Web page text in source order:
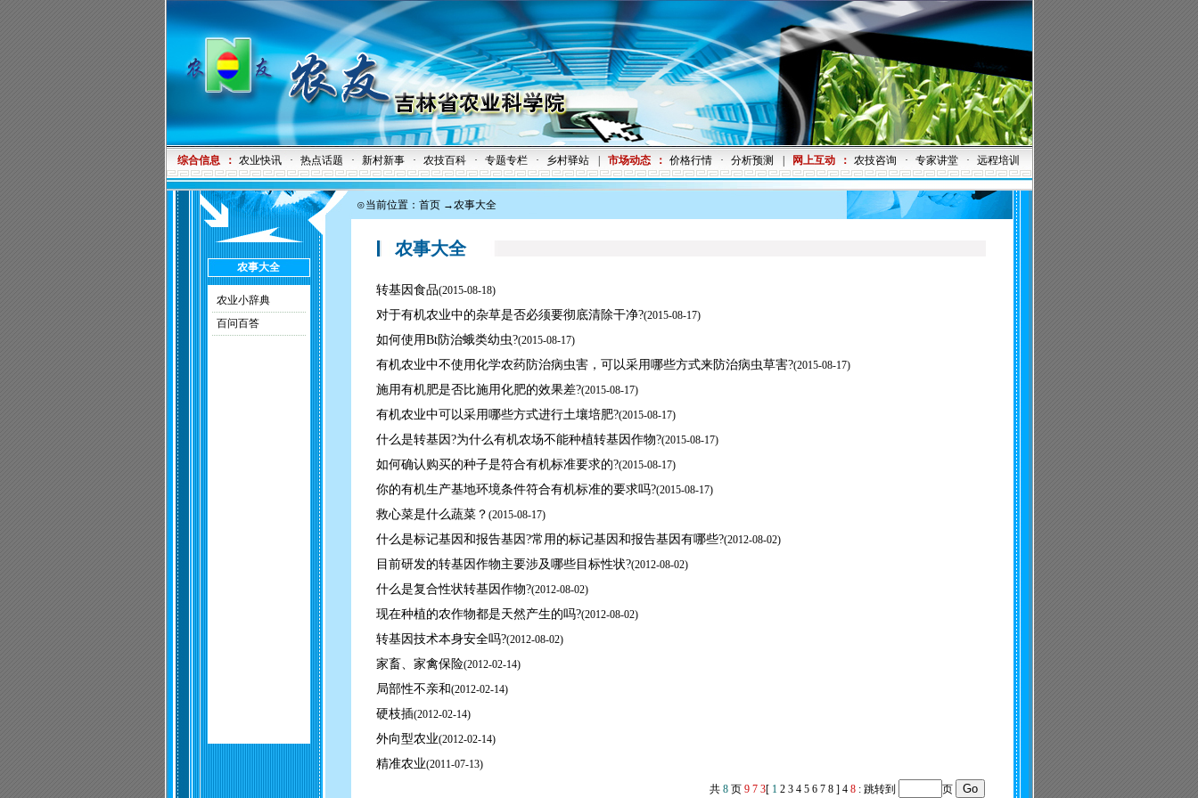
综合信息 ： 农业快讯 · 热点话题 · 新村新事 · 农技百科 · 专题专栏 · 乡村驿站 市场动态 ： 价格行情 · 分析预测 网上互动 ： 农技咨询 · 专家讲堂 · 远程培训
⊙当前位置： 首页→农事大全
农事大全
转基因食品(2015-08-18)
对于有机农业中的杂草是否必须要彻底清除干净?(2015-08-17)
如何使用Bt防治蛾类幼虫?(2015-08-17)
有机农业中不使用化学农药防治病虫害，可以采用哪些方式来防治病虫草害?(2015-08-17)
施用有机肥是否比施用化肥的效果差?(2015-08-17)
有机农业中可以采用哪些方式进行土壤培肥?(2015-08-17)
什么是转基因?为什么有机农场不能种植转基因作物?(2015-08-17)
如何确认购买的种子是符合有机标准要求的?(2015-08-17)
你的有机生产基地环境条件符合有机标准的要求吗?(2015-08-17)
救心菜是什么蔬菜？ (2015-08-17)
什么是标记基因和报告基因?常用的标记基因和报告基因有哪些?(2012-08-02)
目前研发的转基因作物主要涉及哪些目标性状?(2012-08-02)
什么是复合性状转基因作物?(2012-08-02)
现在种植的农作物都是天然产生的吗?(2012-08-02)
转基因技术本身安全吗?(2012-08-02)
家畜、家禽保险(2012-02-14)
局部性不亲和(2012-02-14)
硬枝插(2012-02-14)
外向型农业(2012-02-14)
精准农业(2011-07-13)
共 8页 9 7 3[ 1 2 3 4 5 6 7 8 ] 4 8 :跳转到 页
农事大全
农业小辞典
百问百答